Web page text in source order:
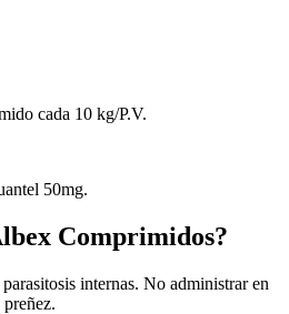
cada 10 kg/P.V.
50mg.
Comprimidos?
internas. No administrar en